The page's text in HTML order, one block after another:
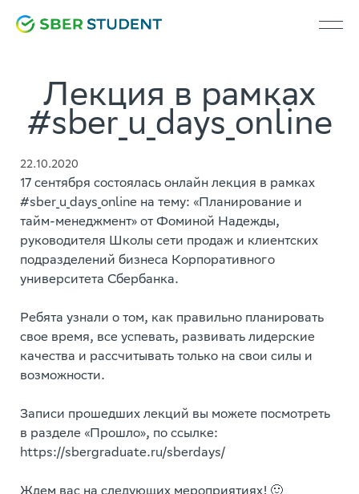
Лекция в рамках
#sber_u_days_online
22.10.2020
17 сентября состоялась онлайн лекция в рамках
#sber_u_days_online на тему: «Планирование и
тайм-менеджмент» от Фоминой Надежды,
руководителя Школы сети продаж и клиентских
подразделений бизнеса Корпоративного
университета Сбербанка.
Ребята узнали о том, как правильно планировать
свое время, все успевать, развивать лидерские
качества и рассчитывать только на свои силы и
возможности.
Записи прошедших лекций вы можете посмотреть
в разделе «Прошло», по ссылке:
https://sbergraduate.ru/sberdays/